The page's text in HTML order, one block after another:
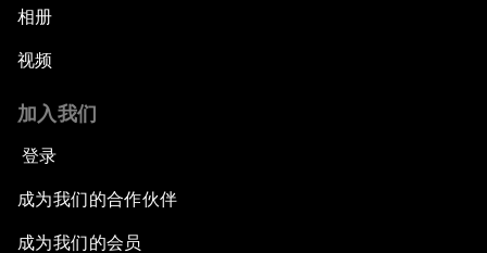
相册
视频
加入我们
登录
成为我们的合作伙伴
成为我们的会员